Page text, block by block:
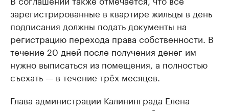
зарегистрированные в квартире жильцы в день
подписания должны подать документы на
регистрацию перехода права собственности. В
течение 20 дней после получения денег им
нужно выписаться из помещения, а полностью
съехать — в течение трёх месяцев.
Глава администрации Калининграда Елена